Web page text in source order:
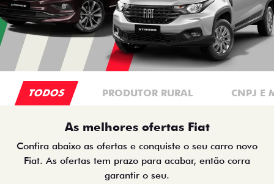
TODOS PRODUTOR RURAL CNPJ E
As melhores ofertas Fiat
Confira abaixo as ofertas e conquiste o seu carro novo
Fiat. As ofertas tem prazo para acabar, então corra
garantir o seu.